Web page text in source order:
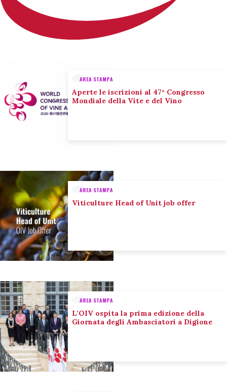
AREA STAMPA
Aperte le iscrizioni al 47° Congresso
Mondiale della Vite e del Vino
AREA STAMPA
Viticulture Head of Unit job offer
AREA STAMPA
L’OIV ospita la prima edizione della
Giornata degli Ambasciatori a Digione